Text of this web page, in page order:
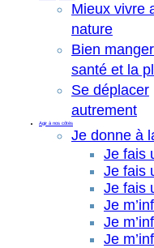
Mieux vivre
nature
Bien
santé et la
Se déplacer
autrement
Agir à nos côtés
Je donne à
Je fais
Je fais
Je fais
Je
Je
Je